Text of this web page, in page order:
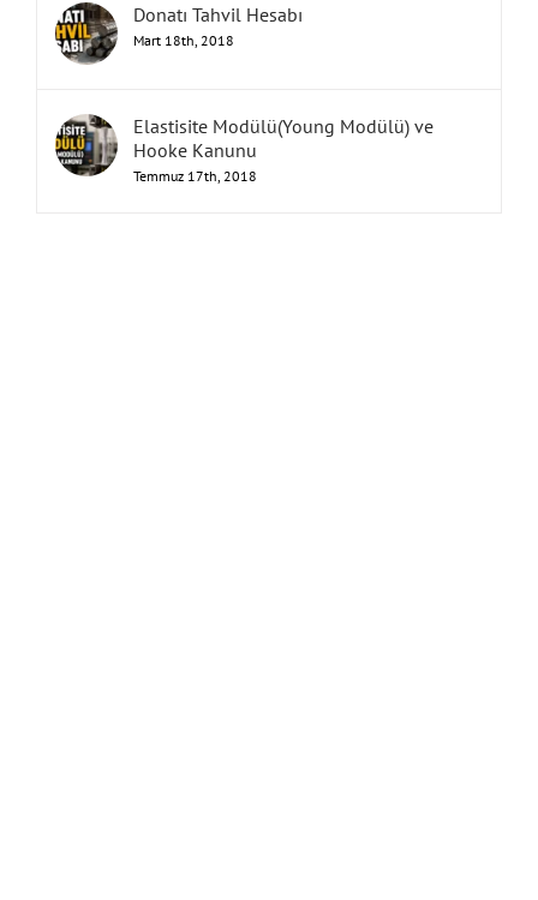
Donatı Tahvil Hesabı
Mart 18th, 2018
Elastisite Modülü(Young Modülü) ve
Hooke Kanunu
Temmuz 17th, 2018